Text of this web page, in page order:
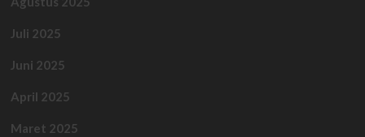
Juli 2025
Juni 2025
April 2025
Maret 2025